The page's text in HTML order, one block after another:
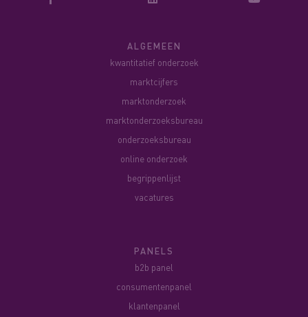
ALGEMEEN
kwantitatief onderzoek
marktcijfers
marktonderzoek
marktonderzoeksbureau
onderzoeksbureau
online onderzoek
begrippenlijst
vacatures
PANELS
b2b panel
consumentenpanel
klantenpanel